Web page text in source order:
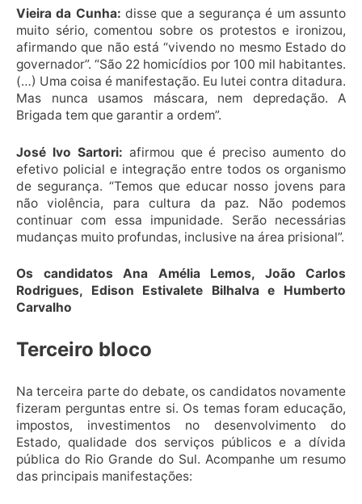
Vieira da Cunha: disse que a segurança é um assunto
muito sério, comentou sobre os protestos e ironizou,
afirmando que não está “vivendo no mesmo Estado do
governador”. “São 22 homicídios por 100 mil habitantes.
(…) Uma coisa é manifestação. Eu lutei contra ditadura.
Mas nunca usamos máscara, nem depredação. A
Brigada tem que garantir a ordem”.
José Ivo Sartori: afirmou que é preciso aumento do
efetivo policial e integração entre todos os organismo
de segurança. “Temos que educar nosso jovens para
não violência, para cultura da paz. Não podemos
continuar com essa impunidade. Serão necessárias
mudanças muito profundas, inclusive na área prisional”.
Os candidatos Ana Amélia Lemos, João Carlos
Rodrigues, Edison Estivalete Bilhalva e Humberto
Carvalho
Terceiro bloco
Na terceira parte do debate, os candidatos novamente
fizeram perguntas entre si. Os temas foram educação,
impostos, investimentos no desenvolvimento do
Estado, qualidade dos serviços públicos e a dívida
pública do Rio Grande do Sul. Acompanhe um resumo
das principais manifestações: